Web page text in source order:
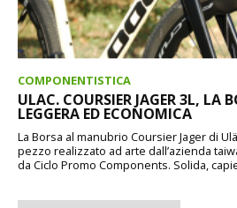
COMPONENTISTICA
ULAC. COURSIER JAGER 3L, LA
LEGGERA ED ECONOMICA
La Borsa al manubrio Coursier Jager di
pezzo realizzato ad arte dall’azienda
da Ciclo Promo Components. Solida,